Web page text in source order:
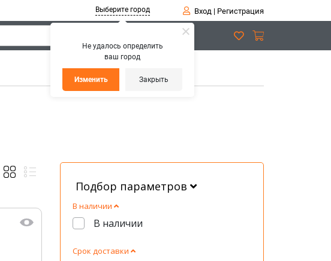
Не удалось определить
ваш город
Изменить Закрыть
Выберите город Вход| Регистрация
Подбор параметров
В наличии
В наличии
Срок доставки